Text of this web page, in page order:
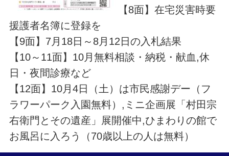
【8面】在宅災害時要
援護者名簿に登録を
【9面】7月18日～8月12日の入札結果
【10～11面】10月無料相談・納税・献血,休
日・夜間診療など
【12面】10月4日（土）は市民感謝デー（フ
ラワーパーク入園無料）,ミニ企画展「村田宗
右衛門とその遺産」展開催中,ひまわりの館で
お風呂に入ろう（70歳以上の人は無料）